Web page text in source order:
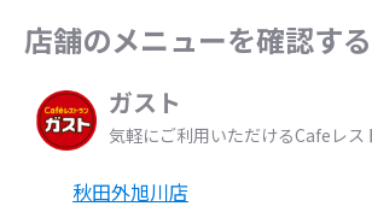
店舗のメニューを確認する
ガスト
気軽にご利用いただけるCafeレス
秋田外旭川店